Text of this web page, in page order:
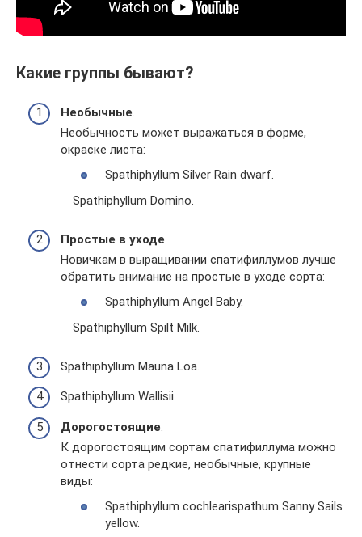
Какие группы бывают?
Необычные.
Необычность может выражаться в форме,
окраске листа:
Spathiphyllum Silver Rain dwarf.
Spathiphyllum Domino.
Простые в уходе.
Новичкам в выращивании спатифиллумов лучше
обратить внимание на простые в уходе сорта:
Spathiphyllum Angel Baby.
Spathiphyllum Spilt Milk.
Spathiphyllum Mauna Loa.
Spathiphyllum Wallisii.
Дорогостоящие.
К дорогостоящим сортам спатифиллума можно
отнести сорта редкие, необычные, крупные
виды:
Spathiphyllum cochlearispathum Sanny Sails
yellow.